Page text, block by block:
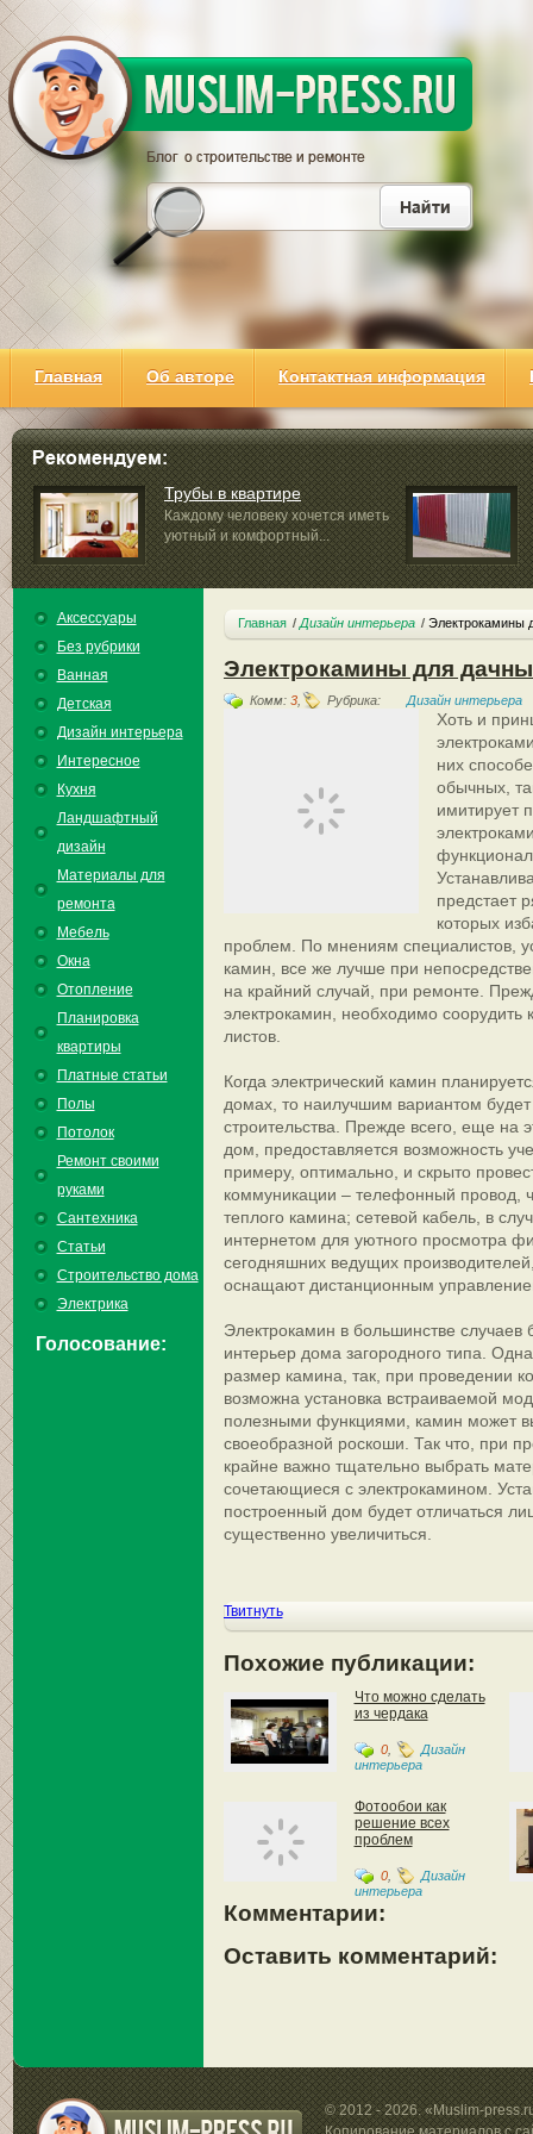
Главная Об авторе Контактная информация
Трубы в квартире
Каждому человеку хочется иметь
уютный и комфортный...
Аксессуары
Без рубрики
Ванная
Детская
Дизайн интерьера
Интересное
Кухня
Ландшафтный
дизайн
Материалы для
ремонта
Мебель
Окна
Отопление
Планировка
квартиры
Платные статьи
Полы
Потолок
Ремонт своими
руками
Сантехника
Статьи
Строительство дома
Электрика
Голосование:
Главная Дизайн интерьера Электрокамины
Электрокамины для
Комм: 3, Рубрика: Дизайн интерьера
Хоть и
них
обычных,
имитирует
предстает
которых
проблем. По мнениям специалистов,
камин, все же лучше при
на крайний случай, при ремонте.
электрокамин, необходимо соорудить
листов.
Когда электрический камин
домах, то наилучшим вариантом
строительства. Прежде всего, еще на
дом, предоставляется возможность
примеру, оптимально, и скрыто
коммуникации – телефонный провод,
теплого камина; сетевой кабель, в
интернетом для уютного просмотра
сегодняшних ведущих
оснащают дистанционным
Электрокамин в большинстве случаев
интерьер дома загородного типа.
размер камина, так, при проведении
возможна установка встраиваемой
полезными функциями, камин может
своеобразной роскоши. Так что, при
крайне важно тщательно выбрать
сочетающиеся с электрокамином.
построенный дом будет отличаться
существенно увеличиться.
Твитнуть
Похожие публикации:
Что можно сделать
из чердака
0,
Дизайн
интерьера
Фотообои как
решение всех
проблем
0,
Дизайн
интерьера
Комментарии:
Оставить комментарий:
© 2012 - 2026. «Muslim-